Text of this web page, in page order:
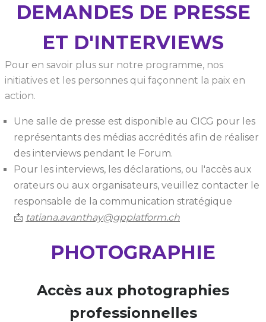
DEMANDES DE PRESSE
ET D'INTERVIEWS
Pour en savoir plus sur notre programme, nos
initiatives et les personnes qui façonnent la paix en
action.
Une salle de presse est disponible au CICG pour les
représentants des médias accrédités afin de réaliser
des interviews pendant le Forum.
Pour les interviews, les déclarations, ou l'accès aux
orateurs ou aux organisateurs, veuillez contacter le
responsable de la communication stratégique
📩 tatiana.avanthay@gpplatform.ch
PHOTOGRAPHIE
Accès aux photographies
professionnelles